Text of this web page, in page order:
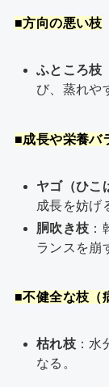
■方向の悪い枝
ふところ枝
び、蒸れや
■成長や栄養バ
ヤゴ（ひこ
成長を妨げ
胴吹き枝
ランスを崩
■不健全な枝（
枯れ枝 ：
なる。